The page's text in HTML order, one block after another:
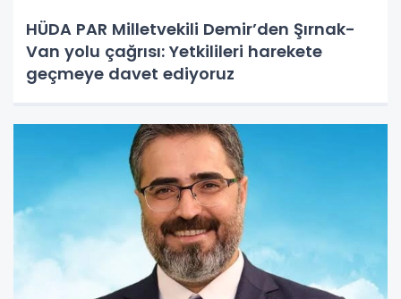
HÜDA PAR Milletvekili Demir’den Şırnak-
Van yolu çağrısı: Yetkilileri harekete
geçmeye davet ediyoruz